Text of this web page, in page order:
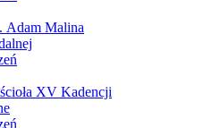
Adam Malina
XV Kadencji